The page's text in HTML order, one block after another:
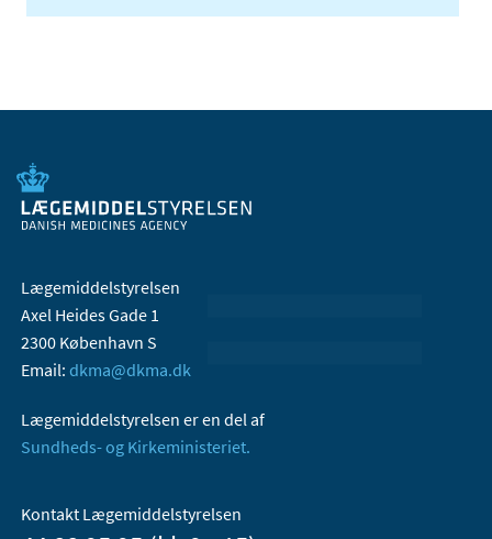
Lægemiddelstyrelsen
Axel Heides Gade 1
2300 København S
Email: dkma@dkma.dk
Lægemiddelstyrelsen er en del af
Sundheds- og Kirkeministeriet.
Kontakt Lægemiddelstyrelsen